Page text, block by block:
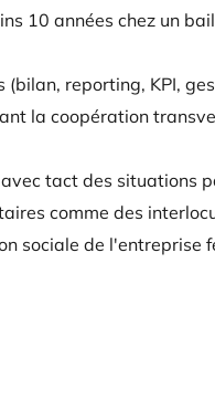
10 années chez un
reporting, KPI,
la coopération
tact des situations
comme des
sociale de l'entreprise